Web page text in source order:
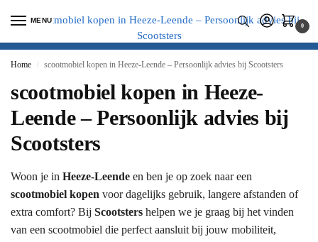
MENU
0
Home / scootmobiel kopen in Heeze-Leende – Persoonlijk advies bij Scootsters
scootmobiel kopen in Heeze-
Leende – Persoonlijk advies bij
Scootsters
Woon je in Heeze-Leende en ben je op zoek naar een
scootmobiel kopen voor dagelijks gebruik, langere afstanden of
extra comfort? Bij Scootsters helpen we je graag bij het vinden
van een scootmobiel die perfect aansluit bij jouw mobiliteit,